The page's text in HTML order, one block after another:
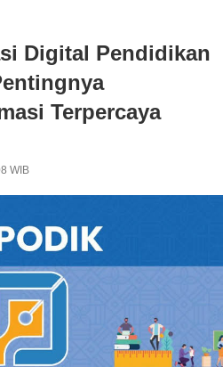
Digital Pendidikan
Terpercaya
WIB